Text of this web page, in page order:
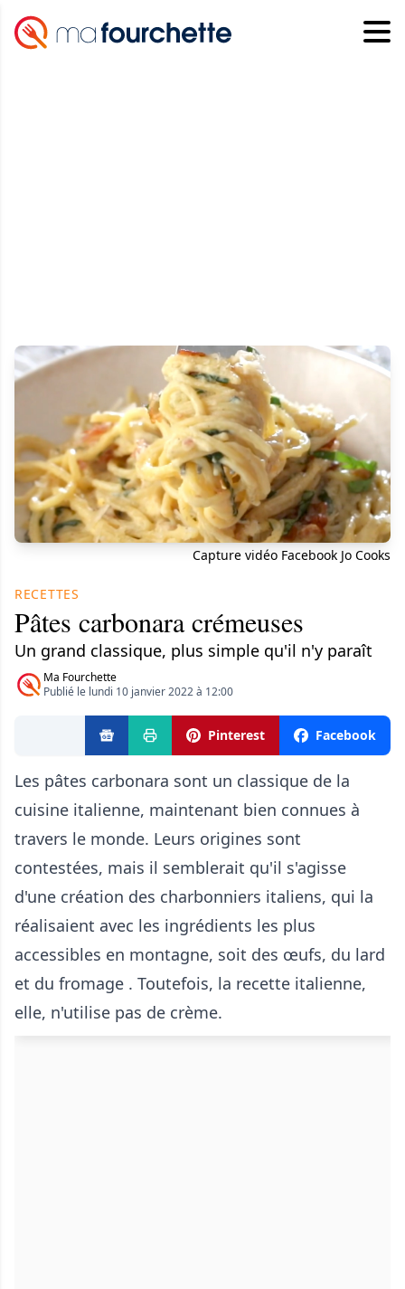
Capture vidéo Facebook Jo Cooks
RECETTES
Pâtes carbonara crémeuses
Un grand classique, plus simple qu'il n'y paraît
Ma Fourchette
Publié le lundi 10 janvier 2022 à 12:00
Pinterest Facebook
Les pâtes carbonara sont un classique de la
cuisine italienne, maintenant bien connues à
travers le monde. Leurs origines sont
contestées, mais il semblerait qu'il s'agisse
d'une création des charbonniers italiens, qui la
réalisaient avec les ingrédients les plus
accessibles en montagne, soit des œufs, du lard
et du fromage . Toutefois, la recette italienne,
elle, n'utilise pas de crème.